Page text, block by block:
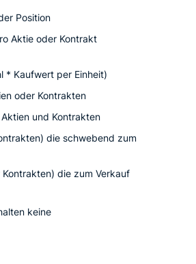
Position
Aktie oder Kontrakt
* Kaufwert per Einheit)
oder Kontrakten
und Kontrakten
die schwebend zum
die zum Verkauf
keine